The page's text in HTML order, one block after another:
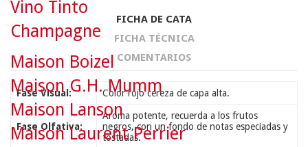
FICHA DE CATA
FICHA TÉCNICA
COMENTARIOS
Fase Visual: Color rojo cereza de capa alta.
Fase Olfativa:
Aroma potente, recuerda a los frutos
negros, con un fondo de notas especiadas y
tostadas.
Vino Tinto
Champagne
Maison Boizel
Maison G.H. Mumm
Maison Lanson
Maison Laurent Perrier